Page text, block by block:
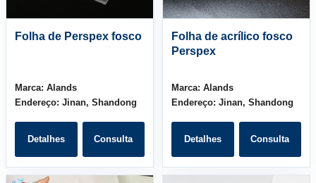
Folha de Perspex fosco
Marca: Alands
Endereço: Jinan, Shandong
Detalhes Consulta
Folha de acrílico fosco
Perspex
Marca: Alands
Endereço: Jinan, Shandong
Detalhes Consulta